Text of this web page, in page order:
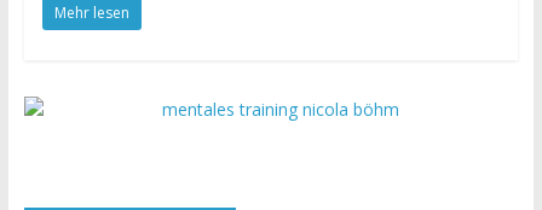
Mehr lesen